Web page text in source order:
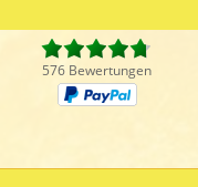
576 Bewertungen